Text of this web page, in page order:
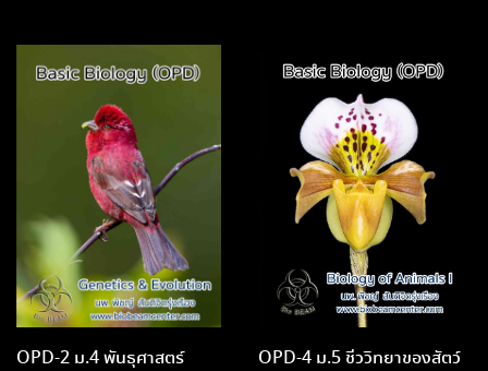
OPD-2 ม.4 พันธุศาสตร์
OPD-4 ม.5 ชีววิทยาของสัตว์